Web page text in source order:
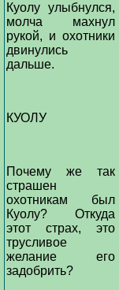
Куолу улыбнулся,
молча махнул
рукой, и охотники
двинулись
дальше.
КУОЛУ
Почему же так
страшен
охотникам был
Куолу? Откуда
этот страх, это
трусливое
желание его
задобрить?